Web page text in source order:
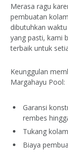
Merasa ragu
pembuatan
dibutuhkan
yang pasti, kami
terbaik untuk
Keunggulan
Margahayu Pool:
Garansi
rembes
Tukang
Biaya